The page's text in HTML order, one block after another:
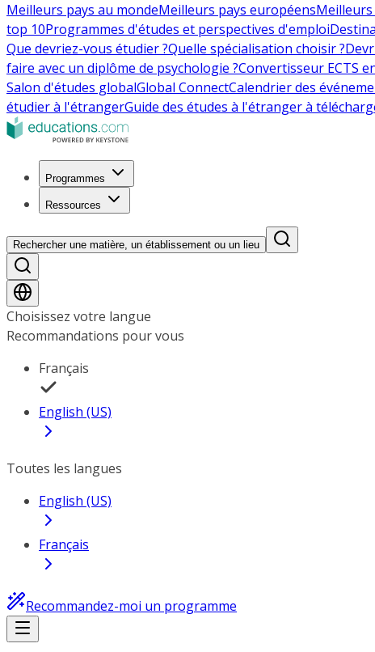
Meilleurs pays au mondeMeilleurs pays européens
top 10Programmes d'études et perspectives d'emploi
Que devriez-vous étudier ?Quelle spécialisation choisir ?
faire avec un diplôme de psychologie ?Convertisseur ECTS
Salon d'études globalGlobal ConnectCalendrier des
étudier à l'étrangerGuide des études à l'étranger à
Programmes
Ressources
Rechercher une matière, un établissement ou un lieu
Choisissez votre langue
Recommandations pour vous
Français
English (US)
Toutes les langues
English (US)
Français
Recommandez-moi un programme